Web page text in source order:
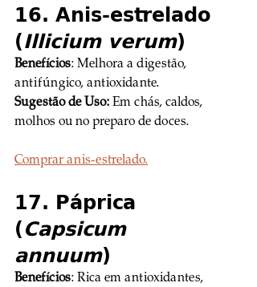
16. Anis-estrelado
(Illicium verum)
Benefícios: Melhora a digestão,
antifúngico, antioxidante.
Sugestão de Uso: Em chás, caldos,
molhos ou no preparo de doces.
Comprar anis-estrelado.
17. Páprica
(Capsicum
annuum)
Benefícios: Rica em antioxidantes,